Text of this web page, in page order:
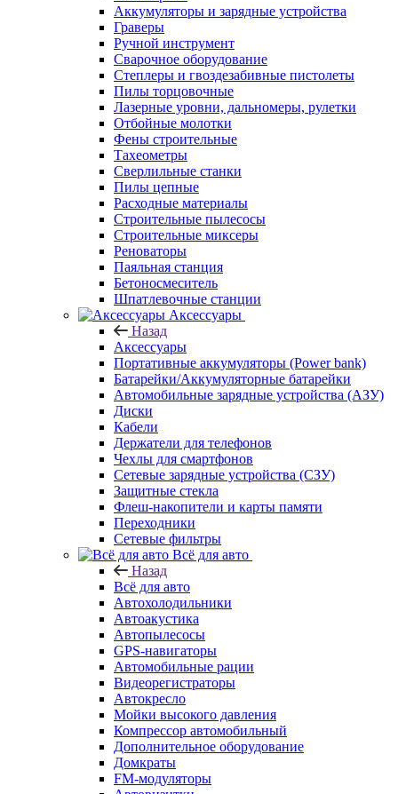
Аккумуляторы и зарядные устройства
Граверы
Ручной инструмент
Сварочное оборудование
Степлеры и гвоздезабивные пистолеты
Пилы торцовочные
Лазерные уровни, дальномеры, рулетки
Отбойные молотки
Фены строительные
Тахеометры
Сверлильные станки
Пилы цепные
Расходные материалы
Строительные пылесосы
Строительные миксеры
Реноваторы
Паяльная станция
Бетоносмеситель
Шпатлевочные станции
Аксессуары
Назад
Аксессуары
Портативные аккумуляторы (Power bank)
Батарейки/Аккумуляторные батарейки
Автомобильные зарядные устройства (АЗУ)
Диски
Кабели
Держатели для телефонов
Чехлы для смартфонов
Сетевые зарядные устройства (СЗУ)
Защитные стекла
Флеш-накопители и карты памяти
Переходники
Сетевые фильтры
Всё для авто
Назад
Всё для авто
Автохолодильники
Автоакустика
Автопылесосы
GPS-навигаторы
Автомобильные рации
Видеорегистраторы
Автокресло
Мойки высокого давления
Компрессор автомобильный
Дополнительное оборудование
Домкраты
FM-модуляторы